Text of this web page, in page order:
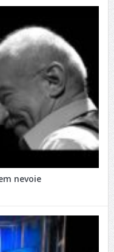
nevoie